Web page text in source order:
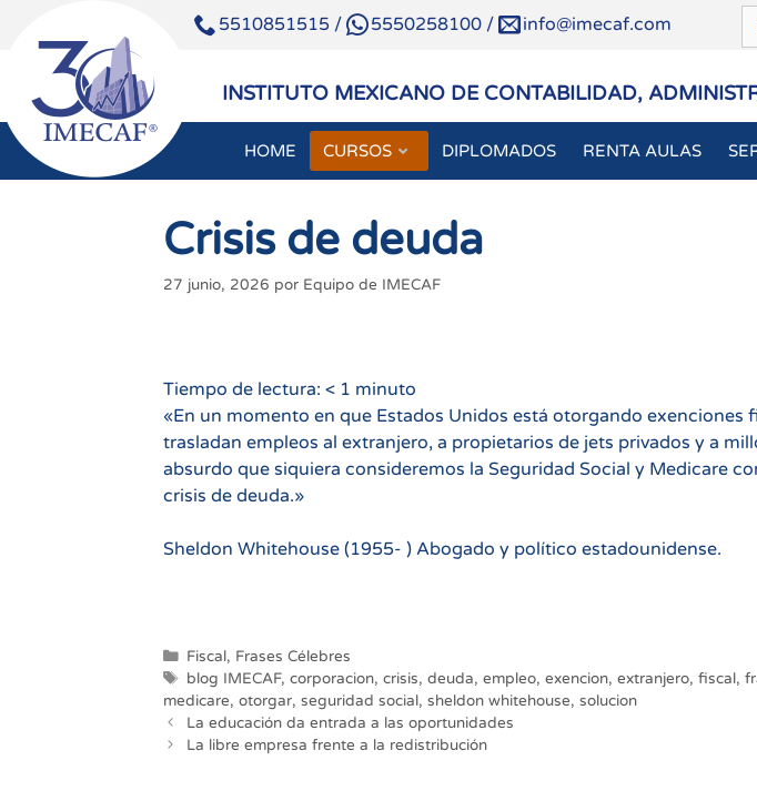
5510851515 / 5550258100 / info@imecaf.com
INSTITUTO MEXICANO DE CONTABILIDAD,
HOME CURSOS DIPLOMADOS RENTA AULAS
Crisis de deuda
27 junio, 2026 por Equipo de IMECAF
Tiempo de lectura: < 1 minuto
«En un momento en que Estados Unidos está otorgando exenciones
trasladan empleos al extranjero, a propietarios de jets privados y a
absurdo que siquiera consideremos la Seguridad Social y Medicare
crisis de deuda.»
Sheldon Whitehouse (1955- ) Abogado y político estadounidense.
Categorías
Fiscal, Frases Célebres
Etiquetas
blog IMECAF,corporacion,crisis,deuda,empleo,exencion,extranjero,fiscal,
medicare, otorgar, seguridad social, sheldon whitehouse, solucion
Navegación
de
La educación da entrada a las oportunidades
La libre empresa frente a la redistribución